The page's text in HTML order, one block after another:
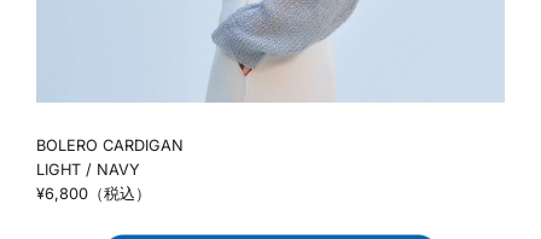
BOLERO CARDIGAN
LIGHT / NAVY
¥6,800（税込）